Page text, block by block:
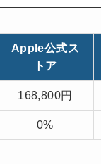
Apple公式ス
トア
168,800円
0%